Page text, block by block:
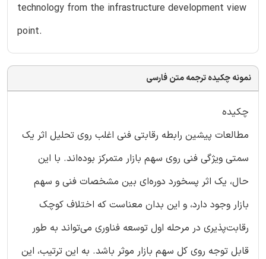
technology from the infrastructure development view
point.
نمونه چکیده ترجمه متن فارسی
چکیده
مطالعات پیشین رابطه رقابتی فنی اغلب روی تحلیل اثر یک
سمتی ویژگی فنی روی سهم بازار متمرکز بوده‌اند. با این
حال، یک اثر پسخورد دوره‌ای بین مشخصات فنی و سهم
بازار وجود دارد، و این بدان معناست که اختلاف کوچک
رقابت‌پذیری در مرحله اول توسعه فناوری می‌تواند به طور
قابل توجه روی کل سهم بازار موثر باشد. به این ترتیب، این